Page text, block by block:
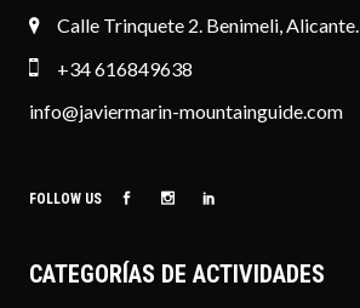
Calle Trinquete 2. Benimeli, Alicante.
+34 616849638
info@javiermarin-mountainguide.com
FOLLOW US
CATEGORÍAS DE ACTIVIDADES